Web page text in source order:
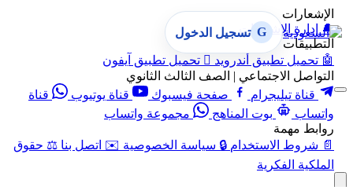
الإشعارات
🔔 إدارة الإشعارات
التطبيقات
🤖 تحميل تطبيق أندرويد  تحميل تطبيق آيفون
التواصل الاجتماعي | الصف الثالث الثانوي
قناة تيليجرام
صفحة فيسبوك قناة يوتيوب
قناة
واتساب
بوت المناهج
مجموعة واتساب
روابط مهمة
📄 شروط الاستخدام 🔒 سياسة الخصوصية ✉️ اتصل بنا ⚖️ حقوق
الملكية الفكرية
G تسجيل الدخول